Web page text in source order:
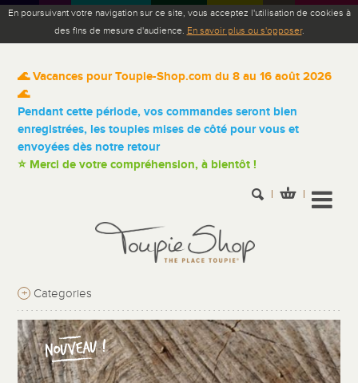
En poursuivant votre navigation sur ce site, vous acceptez l'utilisation de cookies à
des fins de mesure d'audience. En savoir plus ou s'opposer.
🌊 Vacances pour Toupie-Shop.com du 8 au 16 août 2026
🌊
Pendant cette période, vos commandes seront bien
enregistrées, les toupies mises de côté pour vous et
envoyées dès notre retour
⭐ Merci de votre compréhension, à bientôt !
+ Categories